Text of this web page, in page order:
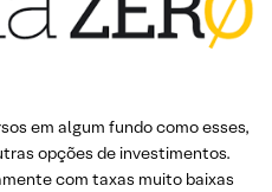
em algum fundo como esses,
opções de investimentos.
com taxas muito baixas